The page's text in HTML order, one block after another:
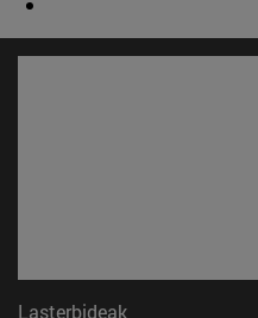
Lasterbideak